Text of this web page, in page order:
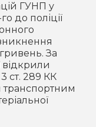
ГУНП у
до поліції
За
відкрили
ст. 289 КК
транспортним